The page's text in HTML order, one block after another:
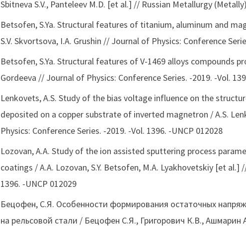
Sbitneva S.V., Panteleev M.D. [et al.] // Russian Metallurgy
Betsofen, S.Ya. Structural features of titanium, aluminum and
S.V. Skvortsova, I.A. Grushin // Journal of Physics: Conference
Betsofen, S.Ya. Structural features of V-1469 alloys compounds
Gordeeva // Journal of Physics: Conference Series. -2019. -Vol.
Lenkovets, A.S. Study of the bias voltage influence on the
deposited on a copper substrate of inverted magnetron / A.S.
Physics: Conference Series. -2019. -Vol. 1396. -UNCP 012028
Lozovan, A.А. Study of the ion assisted sputtering process
coatings / A.А. Lozovan, S.Y. Betsofen, M.A. Lyakhovetskiy [et
1396. -UNCP 012029
Бецофен, С.Я. Особенности формирования остаточных
на рельсовой стали / Бецофен С.Я., Григорович К.В.,